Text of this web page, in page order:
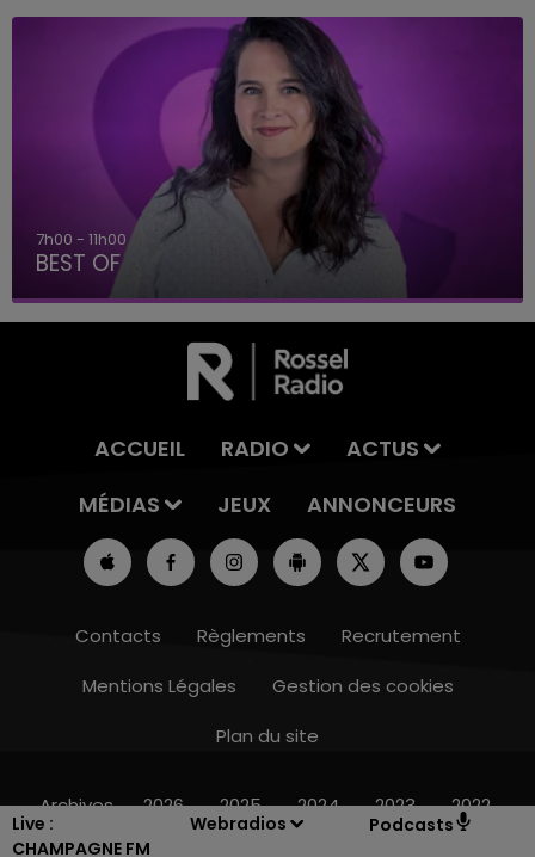
Live :
CHAMPAGNE FM
Webradios Podcasts
16h00 - 20h00
7h00 - 11h00
BEST OF
ACCUEIL RADIO
ACTUS
MÉDIAS
JEUX ANNONCEURS
Contacts Règlements
Recrutement
Mentions Légales
Gestion des cookies
Plan du site
Archives 2026 2025 2024 2023 2022